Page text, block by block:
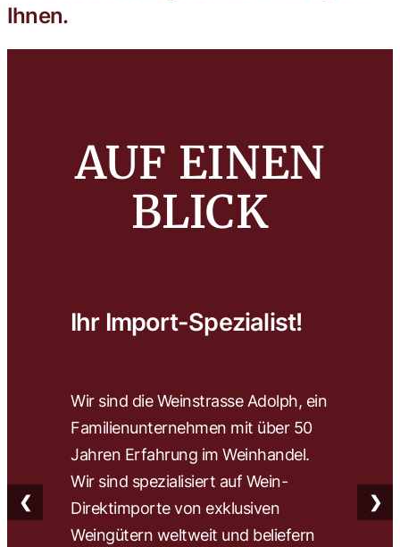
Ihnen.
AUF EINEN
BLICK
❮
Ihr Import-Spezialist!
Wir sind die Weinstrasse Adolph, ein
Familienunternehmen mit über 50
Jahren Erfahrung im Weinhandel.
Wir sind spezialisiert auf Wein-
Direktimporte von exklusiven
Weingütern weltweit und beliefern
❯